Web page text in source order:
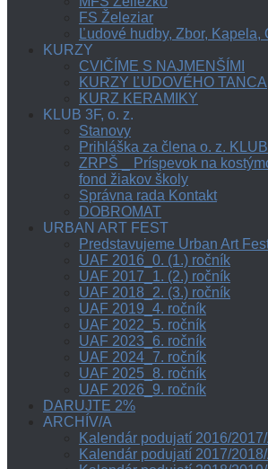
FS Železiar
Ľudové hudby, Zbor, Kapela,
KURZY
CVIČÍME S NAJMENŠÍMI
KURZY ĽUDOVÉHO TANCA
KURZ KERAMIKY
KLUB 3F, o. z.
Stanovy
Prihláška za člena o. z.
ZRPŠ _ Príspevok na
fond žiakov školy
Správna rada Kontakt
DOBROMAT
URBAN ART FEST
Predstavujeme Urban Art
UAF 2016_0. (1.) ročník
UAF 2017_1. (2.) ročník
UAF 2018_2. (3.) ročník
UAF 2019_4. ročník
UAF 2022_5. ročník
UAF 2023_6. ročník
UAF 2024_7. ročník
UAF 2025_8. ročník
UAF 2026_9. ročník
DARUJTE 2%
ARCHÍV/A
Kalendár podujatí 2016/
Kalendár podujatí 2017/